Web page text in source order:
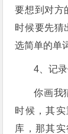
要想到对方
时候要先猜
选简单的单
4、记
你画我
时候，其
库，那其